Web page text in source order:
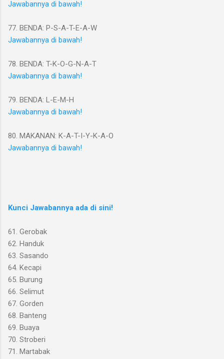
Jawabannya di bawah!
77. BENDA: P-S-A-T-E-A-W
Jawabannya di bawah!
78. BENDA: T-K-O-G-N-A-T
Jawabannya di bawah!
79. BENDA: L-E-M-H
Jawabannya di bawah!
80. MAKANAN: K-A-T-I-Y-K-A-O
Jawabannya di bawah!
Kunci Jawabannya ada di sini!
61. Gerobak
62. Handuk
63. Sasando
64. Kecapi
65. Burung
66. Selimut
67. Gorden
68. Banteng
69. Buaya
70. Stroberi
71. Martabak